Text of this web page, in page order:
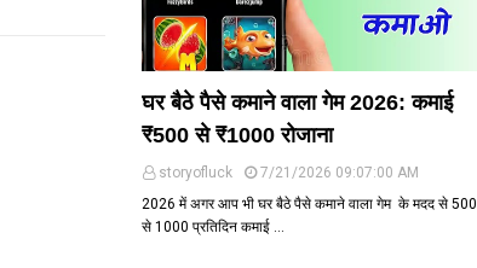
घर बैठे पैसे कमाने वाला गेम 2026: कमाई
₹500 से ₹1000 रोजाना
storyofluck
7/21/2026 09:07:00 AM
2026 में अगर आप भी घर बैठे पैसे कमाने वाला गेम के मदद से ₹500
से ₹1000 प्रतिदिन कमाई …